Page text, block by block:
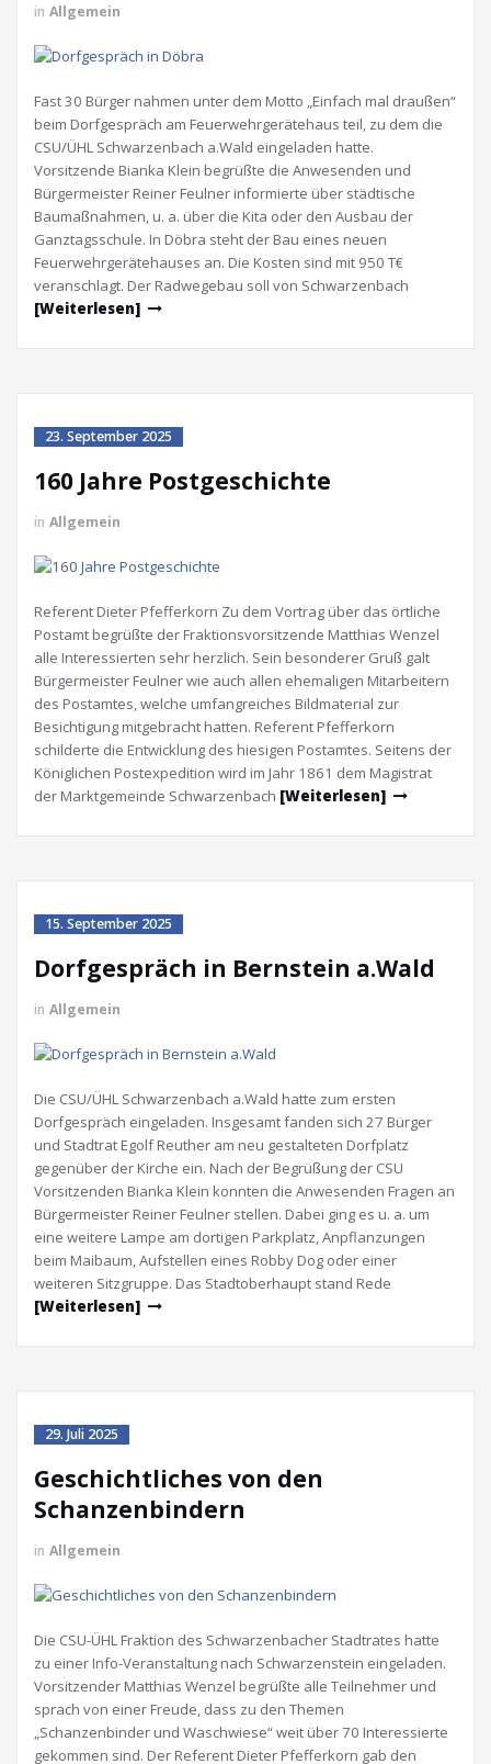
in Allgemein
Fast 30 Bürger nahmen unter dem Motto „Einfach mal draußen“
beim Dorfgespräch am Feuerwehrgerätehaus teil, zu dem die
CSU/ÜHL Schwarzenbach a.Wald eingeladen hatte.
Vorsitzende Bianka Klein begrüßte die Anwesenden und
Bürgermeister Reiner Feulner informierte über städtische
Baumaßnahmen, u. a. über die Kita oder den Ausbau der
Ganztagsschule. In Döbra steht der Bau eines neuen
Feuerwehrgerätehauses an. Die Kosten sind mit 950 T€
veranschlagt. Der Radwegebau soll von Schwarzenbach
[Weiterlesen]
23. September 2025
160 Jahre Postgeschichte
in Allgemein
Referent Dieter Pfefferkorn Zu dem Vortrag über das örtliche
Postamt begrüßte der Fraktionsvorsitzende Matthias Wenzel
alle Interessierten sehr herzlich. Sein besonderer Gruß galt
Bürgermeister Feulner wie auch allen ehemaligen Mitarbeitern
des Postamtes, welche umfangreiches Bildmaterial zur
Besichtigung mitgebracht hatten. Referent Pfefferkorn
schilderte die Entwicklung des hiesigen Postamtes. Seitens der
Königlichen Postexpedition wird im Jahr 1861 dem Magistrat
der Marktgemeinde Schwarzenbach [Weiterlesen]
15. September 2025
Dorfgespräch in Bernstein a.Wald
in Allgemein
Die CSU/ÜHL Schwarzenbach a.Wald hatte zum ersten
Dorfgespräch eingeladen. Insgesamt fanden sich 27 Bürger
und Stadtrat Egolf Reuther am neu gestalteten Dorfplatz
gegenüber der Kirche ein. Nach der Begrüßung der CSU
Vorsitzenden Bianka Klein konnten die Anwesenden Fragen an
Bürgermeister Reiner Feulner stellen. Dabei ging es u. a. um
eine weitere Lampe am dortigen Parkplatz, Anpflanzungen
beim Maibaum, Aufstellen eines Robby Dog oder einer
weiteren Sitzgruppe. Das Stadtoberhaupt stand Rede
[Weiterlesen]
29. Juli 2025
Geschichtliches von den
Schanzenbindern
in Allgemein
Die CSU-ÜHL Fraktion des Schwarzenbacher Stadtrates hatte
zu einer Info-Veranstaltung nach Schwarzenstein eingeladen.
Vorsitzender Matthias Wenzel begrüßte alle Teilnehmer und
sprach von einer Freude, dass zu den Themen
„Schanzenbinder und Waschwiese“ weit über 70 Interessierte
gekommen sind. Der Referent Dieter Pfefferkorn gab den